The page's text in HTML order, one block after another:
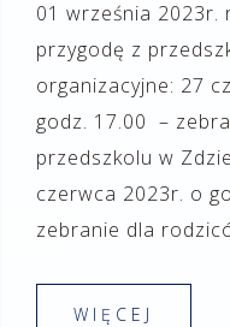
01 września 2023r.
przygodę z
organizacyjne: 27
godz. 17.00 –
przedszkolu w
czerwca 2023r. o
zebranie dla
WIĘCEJ